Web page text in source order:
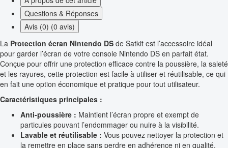
Questions & Réponses
Avis (0) (0 avis)
La Protection écran Nintendo DS de Satkit est l’accessoire idéal
pour garder l’écran de votre console Nintendo DS en parfait état.
Conçue pour offrir une protection efficace contre la poussière, la saleté
et les rayures, cette protection est facile à utiliser et réutilisable, ce qui
en fait une option économique et pratique pour tout utilisateur.
Caractéristiques principales :
Anti-poussière : Maintient l’écran propre et exempt de
particules pouvant l’endommager ou nuire à la visibilité.
Lavable et réutilisable : Vous pouvez nettoyer la protection et
la remettre en place sans perdre en adhérence ni en qualité.